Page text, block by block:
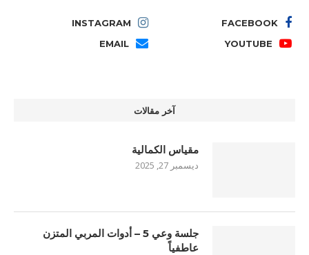
FACEBOOK
INSTAGRAM
YOUTUBE
EMAIL
آخر مقالات
مقياس الكمالية
ديسمبر 27, 2025
جلسة وعي 5 – أدوات المربي المتزن
عاطفياً